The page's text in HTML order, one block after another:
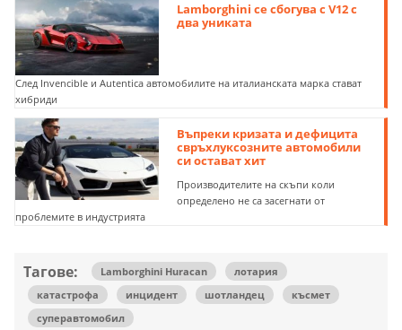
Lamborghini се сбогува с V12 с
два униката
След Invencible и Autentica автомобилите на италианската марка стават
хибриди
Въпреки кризата и дефицита
свръхлуксозните автомобили
си остават хит
Производителите на скъпи коли
определено не са засегнати от
проблемите в индустрията
Тагове: Lamborghini Huracan
лотария
катастрофа
инцидент шотландец
късмет
суперавтомобил